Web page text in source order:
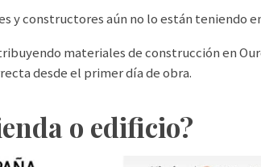
y constructores aún no lo están teniendo
materiales de construcción en
desde el primer día de obra.
o edificio?